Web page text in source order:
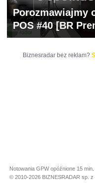
Porozmawiajmy
POS #40 [BR
Biznesradar bez reklam?
Notowania GPW opóźnione 15 min.
© 2010-2026 BIZNESRADAR sp.